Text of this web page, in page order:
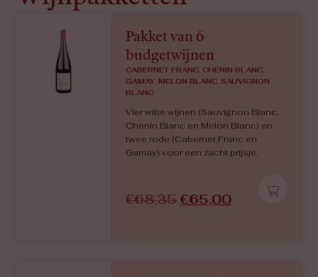
Pakket van 6
budgetwijnen
CABERNET FRANC, CHENIN BLANC,
GAMAY, MELON BLANC, SAUVIGNON
BLANC
Vier witte wijnen (Sauvignon Blanc,
Chenin Blanc en Melon Blanc) en
twee rode (Cabernet Franc en
Gamay) voor een zacht prijsje.
€68,35 €65,00